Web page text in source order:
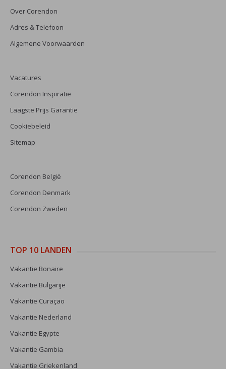
Over Corendon
Adres & Telefoon
Algemene Voorwaarden
Vacatures
Corendon Inspiratie
Laagste Prijs Garantie
Cookiebeleid
Sitemap
Corendon België
Corendon Denmark
Corendon Zweden
TOP 10 LANDEN
Vakantie Bonaire
Vakantie Bulgarije
Vakantie Curaçao
Vakantie Nederland
Vakantie Egypte
Vakantie Gambia
Vakantie Griekenland